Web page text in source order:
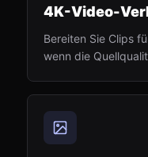
4K-Video-
Bereiten Sie Clips
wenn die